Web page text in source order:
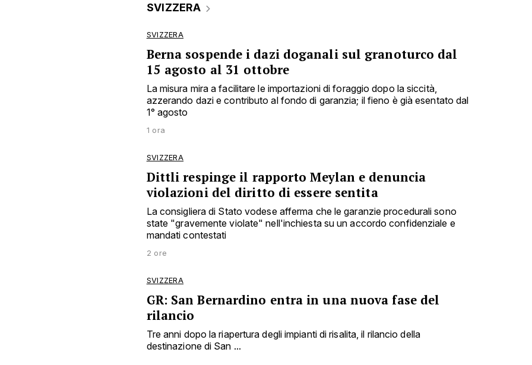
SVIZZERA
SVIZZERA
Berna sospende i dazi doganali sul granoturco dal
15 agosto al 31 ottobre
La misura mira a facilitare le importazioni di foraggio dopo la siccità,
azzerando dazi e contributo al fondo di garanzia; il fieno è già esentato dal
1° agosto
1 ora
SVIZZERA
Dittli respinge il rapporto Meylan e denuncia
violazioni del diritto di essere sentita
La consigliera di Stato vodese afferma che le garanzie procedurali sono
state "gravemente violate" nell'inchiesta su un accordo confidenziale e
mandati contestati
2 ore
SVIZZERA
GR: San Bernardino entra in una nuova fase del
rilancio
Tre anni dopo la riapertura degli impianti di risalita, il rilancio della
destinazione di San ...